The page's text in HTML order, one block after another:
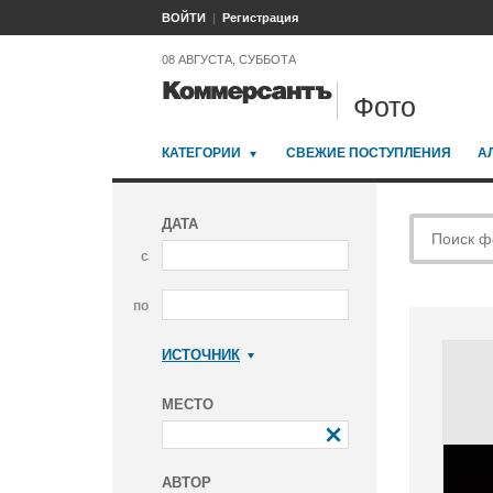
ВОЙТИ Регистрация
08 АВГУСТА, СУББОТА
Фото
КАТЕГОРИИ СВЕЖИЕ ПОСТУПЛЕНИЯ
ДАТА
с
по
ИСТОЧНИК
МЕСТО
АВТОР